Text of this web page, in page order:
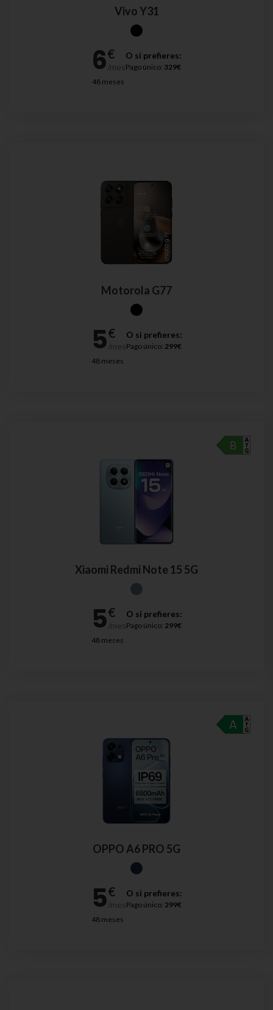
Vivo Y31
48 meses
O si prefieres:
Pago único: 329€
Motorola G77
48 meses
O si prefieres:
Pago único: 299€
Xiaomi Redmi Note 15 5G
48 meses
O si prefieres:
Pago único: 299€
OPPO A6 PRO 5G
48 meses
O si prefieres:
Pago único: 299€